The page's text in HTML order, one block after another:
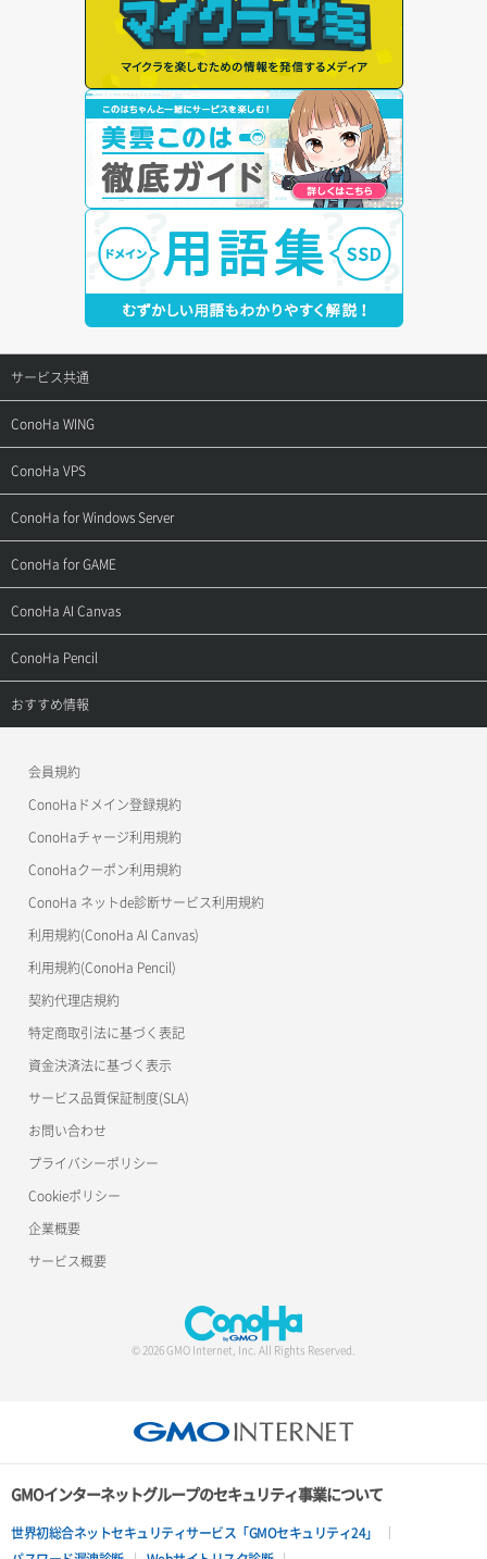
サービス共通
サポートトップ
ご契約・お支払い
お問い合わせ
ConoHa WING
サポートトップ
ご利用ガイド
よくある質問
ConoHa VPS
サポートトップ
ご利用ガイド
APIドキュメントVPS3.0
ConoHa for Windows Server
サポートトップ
ご利用ガイド
APIドキュメントVPS3.0
ConoHa for GAME
サポートトップ
ご利用ガイド
ConoHa AI Canvas
サポートトップ
ご利用ガイド
ConoHa Pencil
サポートトップ
おすすめ情報
美雲このは徹底ガイド
会員規約
ConoHaドメイン登録規約
ConoHaチャージ利用規約
ConoHaクーポン利用規約
ConoHa ネットde診断サービス利用規約
利用規約(ConoHa AI Canvas)
利用規約(ConoHa Pencil)
契約代理店規約
特定商取引法に基づく表記
資金決済法に基づく表示
サービス品質保証制度(SLA)
お問い合わせ
プライバシーポリシー
Cookieポリシー
企業概要
サービス概要
© 2026 GMO Internet, Inc. All Rights Reserved.
GMOインターネットグループのセキュリティ事業について
世界初総合ネットセキュリティサービス「GMOセキュリティ24」